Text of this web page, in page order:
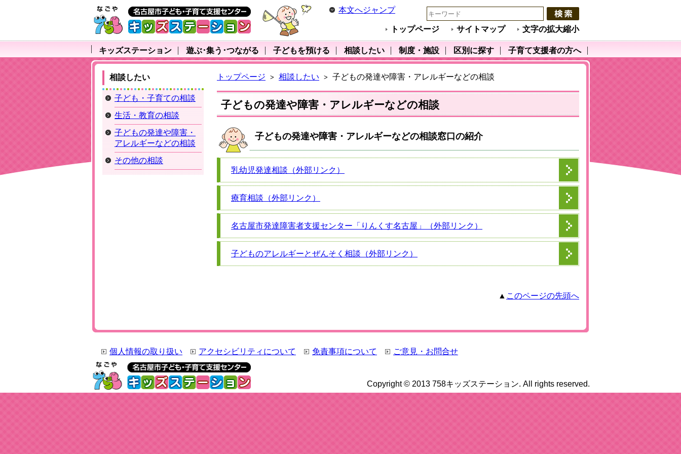
本文へジャンプ
トップページ サイトマップ 文字の拡大縮小
キッズステーション 遊ぶ･集う･つながる 子どもを預ける 相談したい 制度・施設 区別に探す 子育て支援者の方へ
トップページ > 相談したい > 子どもの発達や障害・アレルギーなどの相談
子どもの発達や障害・アレルギーなどの相談
子どもの発達や障害・アレルギーなどの相談窓口の紹介
乳幼児発達相談（外部リンク）
療育相談（外部リンク）
名古屋市発達障害者支援センター「りんくす名古屋」（外部リンク）
子どものアレルギーとぜんそく相談（外部リンク）
▲ このページの先頭へ
相談したい
子ども・子育ての相談
生活・教育の相談
子どもの発達や障害・
アレルギーなどの相談
その他の相談
個人情報の取り扱い アクセシビリティについて 免責事項について ご意見・お問合せ
Copyright © 2013 758キッズステーション. All rights reserved.